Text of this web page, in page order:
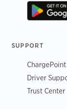
SUPPORT
Driver
Trust Center